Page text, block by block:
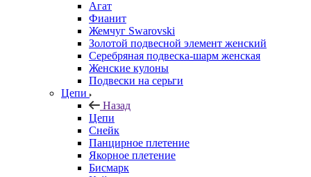
Агат
Фианит
Жемчуг Swarovski
Золотой подвесной элемент женcкий
Серебряная подвеска-шарм женская
Женские кулоны
Подвески на серьги
Цепи
Назад
Цепи
Снейк
Панцирное плетение
Якорное плетение
Бисмарк